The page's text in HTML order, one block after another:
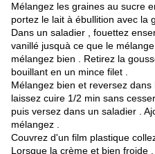
Mélangez les graines au sucre
portez le lait à ébullition avec la
Dans un saladier , fouettez
vanillé jusquà ce que le
mélangez bien . Retirez la
bouillant en un mince filet .
Mélangez bien et reversez dans
laissez cuire 1/2 min sans
puis versez dans un saladier .
mélangez .
Couvrez d'un film plastique
Lorsque la crème et bien froide